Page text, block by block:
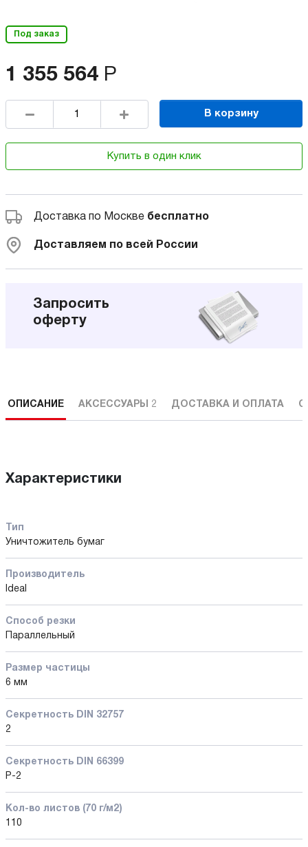
Под заказ
1 355 564 Р
В корзину
Купить в один клик
Доставка по Москве бесплатно
Доставляем по всей России
Запросить
оферту
ОПИСАНИЕ АКСЕССУАРЫ 2 ДОСТАВКА И ОПЛАТА
Характеристики
Тип
Уничтожитель бумаг
Производитель
Ideal
Способ резки
Параллельный
Размер частицы
6 мм
Секретность DIN 32757
2
Секретность DIN 66399
P-2
Кол-во листов (70 г/м2)
110